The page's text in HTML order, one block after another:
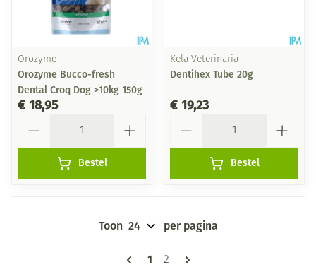
Orozyme
Orozyme Bucco-fresh
Dental Croq Dog >10kg 150g
€ 18,95
Bestel
Kela Veterinaria
Dentihex Tube 20g
€ 19,23
Bestel
Pagina's
U lees momenteel pagina
1 Pagina
2
Toon per pagina